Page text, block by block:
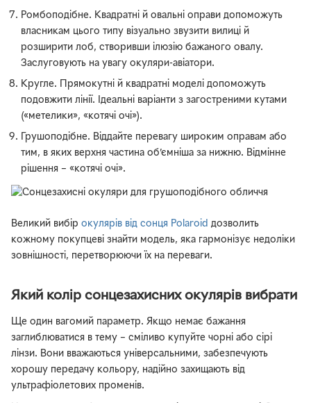
Ромбоподібне. Квадратні й овальні оправи допоможуть
власникам цього типу візуально звузити вилиці й
розширити лоб, створивши ілюзію бажаного овалу.
Заслуговують на увагу окуляри-авіатори.
Кругле. Прямокутні й квадратні моделі допоможуть
подовжити лінії. Ідеальні варіанти з загостреними кутами
(«метелики», «котячі очі»).
Грушоподібне. Віддайте перевагу широким оправам або
тим, в яких верхня частина об’ємніша за нижню. Відмінне
рішення – «котячі очі».
Великий вибір окулярів від сонця Polaroid дозволить
кожному покупцеві знайти модель, яка гармонізує недоліки
зовнішності, перетворюючи їх на переваги.
Який колір сонцезахисних окулярів вибрати
Ще один вагомий параметр. Якщо немає бажання
заглиблюватися в тему – сміливо купуйте чорні або сірі
лінзи. Вони вважаються універсальними, забезпечують
хорошу передачу кольору, надійно захищають від
ультрафіолетових променів.